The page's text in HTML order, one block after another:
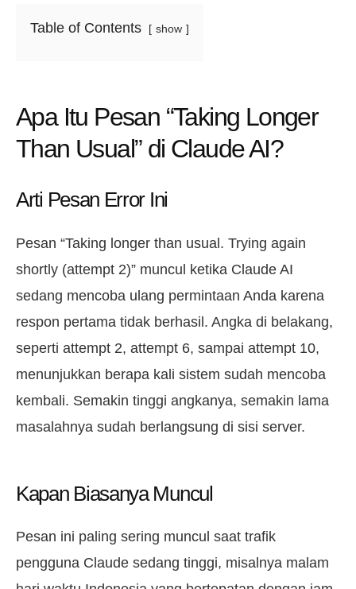
Table of Contents show
Apa Itu Pesan “Taking Longer
Than Usual” di Claude AI?
Arti Pesan Error Ini
Pesan “Taking longer than usual. Trying again
shortly (attempt 2)” muncul ketika Claude AI
sedang mencoba ulang permintaan Anda karena
respon pertama tidak berhasil. Angka di belakang,
seperti attempt 2, attempt 6, sampai attempt 10,
menunjukkan berapa kali sistem sudah mencoba
kembali. Semakin tinggi angkanya, semakin lama
masalahnya sudah berlangsung di sisi server.
Kapan Biasanya Muncul
Pesan ini paling sering muncul saat trafik
pengguna Claude sedang tinggi, misalnya malam